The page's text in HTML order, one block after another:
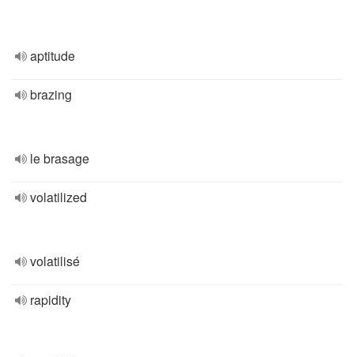
aptitude
brazing
le brasage
volatilized
volatilisé
rapidity